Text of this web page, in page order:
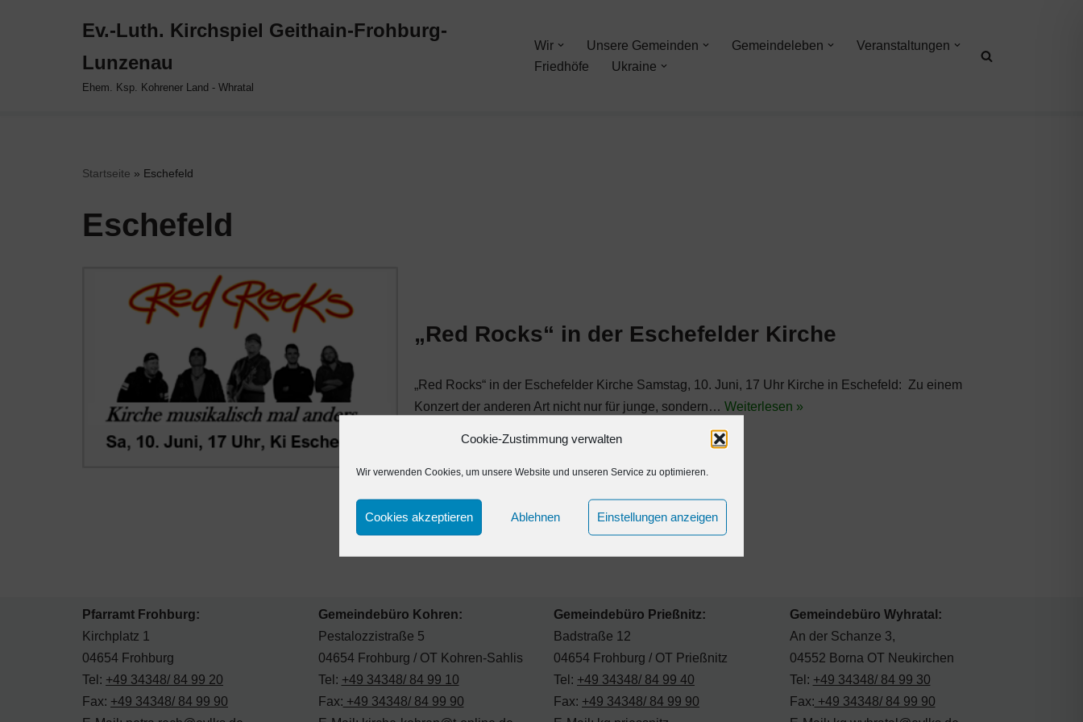
Cookie-Zustimmung verwalten
Wir verwenden Cookies, um unsere Website und unseren Service zu optimieren.
Cookies akzeptieren Ablehnen Einstellungen anzeigen
Ev.-Luth. Kirchspiel Geithain-Frohburg-
Lunzenau
Ehem. Ksp. Kohrener Land - Whratal
Wir Unsere Gemeinden Gemeindeleben
Veranstaltungen
Friedhöfe
Ukraine
Startseite » Eschefeld
Eschefeld
„Red Rocks“ in der Eschefelder Kirche
„Red Rocks“ in der Eschefelder Kirche Samstag, 10. Juni, 17 Uhr Kirche in Eschefeld: Zu einem
Konzert der anderen Art nicht nur für junge, sondern… Weiterlesen »
Pfarramt Frohburg:
Kirchplatz 1
04654 Frohburg
Tel: +49 34348/ 84 99 20
Fax: +49 34348/ 84 99 90
Gemeindebüro Kohren:
Pestalozzistraße 5
04654 Frohburg / OT Kohren-Sahlis
Tel: +49 34348/ 84 99 10
Fax: +49 34348/ 84 99 90
Gemeindebüro Prießnitz:
Badstraße 12
04654 Frohburg / OT Prießnitz
Tel: +49 34348/ 84 99 40
Fax: +49 34348/ 84 99 90
Gemeindebüro Wyhratal:
An der Schanze 3,
04552 Borna OT Neukirchen
Tel: +49 34348/ 84 99 30
Fax: +49 34348/ 84 99 90